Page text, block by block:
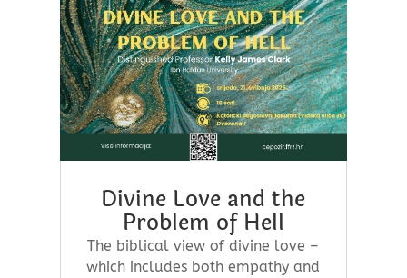
Divine Love and the
Problem of Hell
The biblical view of divine love –
which includes both empathy and